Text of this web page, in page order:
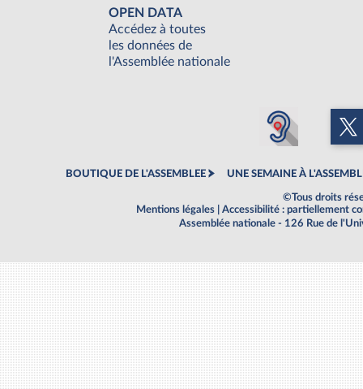
OPEN DATA
Accédez à toutes
les données de
l'Assemblée nationale
BOUTIQUE DE L'ASSEMBLEE UNE SEMAINE À
©Tous droits
Mentions légales
Accessibilité : partiellement
Assemblée nationale - 126 Rue de